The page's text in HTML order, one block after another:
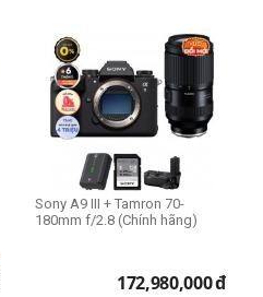
Sony A9 III + Tamron 70-
180mm f/2.8 (Chính hãng)
172,980,000đ